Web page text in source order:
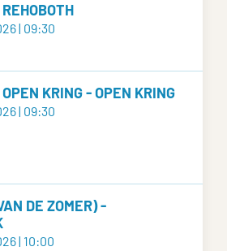
| 09:30
KRING - OPEN KRING
| 09:30
DE ZOMER) -
| 10:00